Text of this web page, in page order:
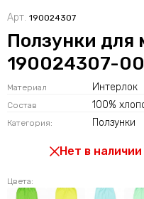
Арт. 190024307
Ползунки
190024307-
Материал Интерлок
Состав 100%
Категория: Ползунки
Нет в наличии
Цвета: